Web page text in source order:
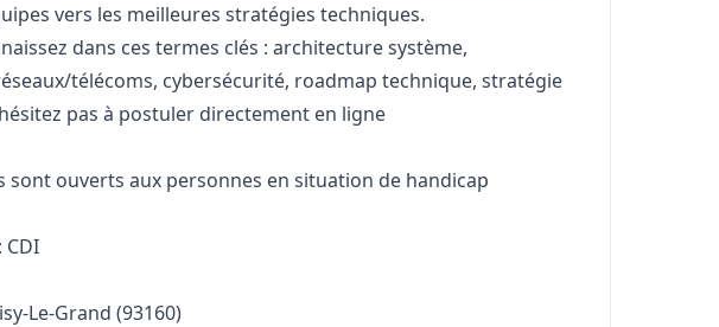
vers les meilleures stratégies techniques.
dans ces termes clés : architecture système,
télécoms, cybersécurité, roadmap technique, stratégie
pas à postuler directement en ligne
sont ouverts aux personnes en situation de handicap
CDI
Le-Grand (93160)